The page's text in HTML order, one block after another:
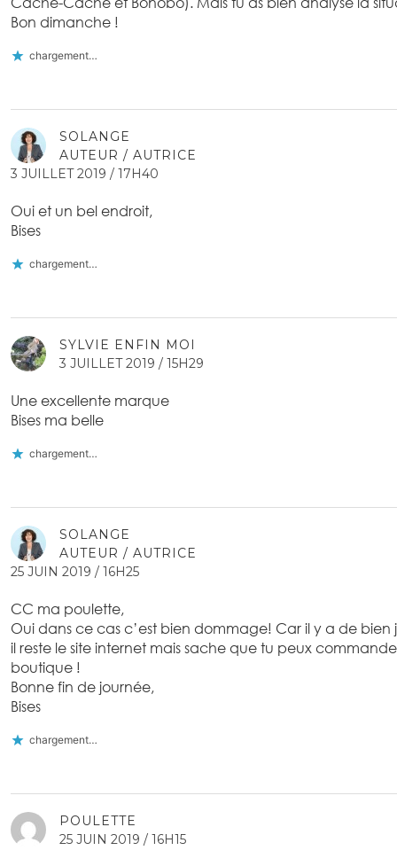
Bon dimanche !
chargement…
SOLANGE
AUTEUR / AUTRICE
3 JUILLET 2019 / 17H40
Oui et un bel endroit,
Bises
chargement…
SYLVIE ENFIN MOI
3 JUILLET 2019 / 15H29
Une excellente marque
Bises ma belle
chargement…
SOLANGE
AUTEUR / AUTRICE
25 JUIN 2019 / 16H25
CC ma poulette,
Oui dans ce cas c’est bien dommage! Car il y a de bien
il reste le site internet mais sache que tu peux
boutique !
Bonne fin de journée,
Bises
chargement…
POULETTE
25 JUIN 2019 / 16H15